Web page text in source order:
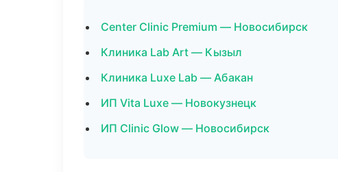
Center Clinic Premium — Новосибирск
Клиника Lab Art — Кызыл
Клиника Luxe Lab — Абакан
ИП Vita Luxe — Новокузнецк
ИП Clinic Glow — Новосибирск